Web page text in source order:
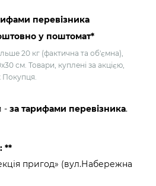
перевізника
у поштомат*
20 кг (фактична та об'ємна),
см. Товари, куплені за акцією,
Покупця.
- за тарифами перевізника.
**
пригод» (вул.Набережна